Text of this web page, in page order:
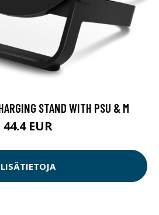
STAND WITH PSU & M
44.4 EUR
LISÄTIETOJA